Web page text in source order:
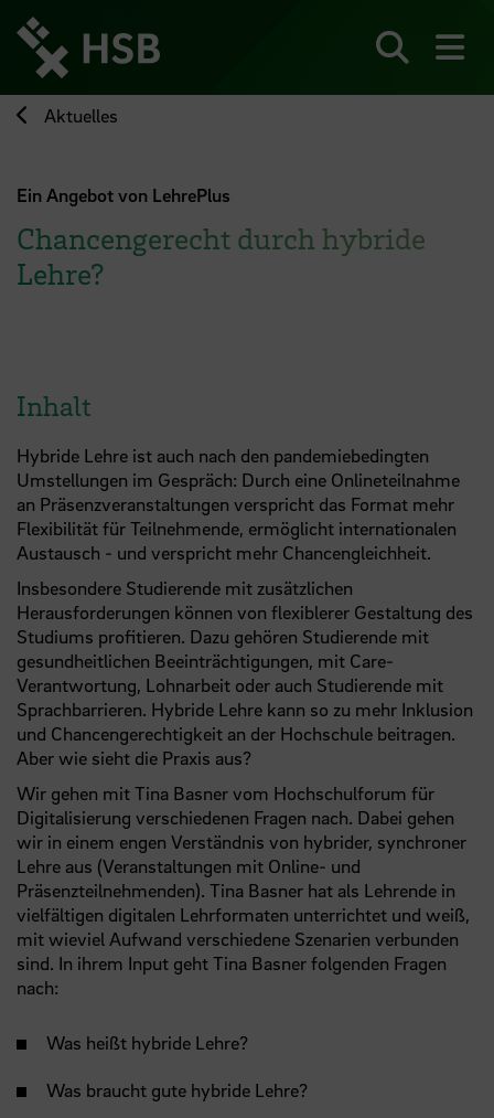
zum
Seiteninhalt
springen
Aktuelles
Ein Angebot von LehrePlus
Chancengerecht durch hybride
Lehre?
Inhalt
Hybride Lehre ist auch nach den pandemiebedingten
Umstellungen im Gespräch: Durch eine Onlineteilnahme
an Präsenzveranstaltungen verspricht das Format mehr
Flexibilität für Teilnehmende, ermöglicht internationalen
Austausch - und verspricht mehr Chancengleichheit.
Insbesondere Studierende mit zusätzlichen
Herausforderungen können von flexiblerer Gestaltung des
Studiums profitieren. Dazu gehören Studierende mit
gesundheitlichen Beeinträchtigungen, mit Care-
Verantwortung, Lohnarbeit oder auch Studierende mit
Sprachbarrieren. Hybride Lehre kann so zu mehr Inklusion
und Chancengerechtigkeit an der Hochschule beitragen.
Aber wie sieht die Praxis aus?
Wir gehen mit Tina Basner vom Hochschulforum für
Digitalisierung verschiedenen Fragen nach. Dabei gehen
wir in einem engen Verständnis von hybrider, synchroner
Lehre aus (Veranstaltungen mit Online- und
Präsenzteilnehmenden). Tina Basner hat als Lehrende in
vielfältigen digitalen Lehrformaten unterrichtet und weiß,
mit wieviel Aufwand verschiedene Szenarien verbunden
sind. In ihrem Input geht Tina Basner folgenden Fragen
nach:
Was heißt hybride Lehre?
Was braucht gute hybride Lehre?